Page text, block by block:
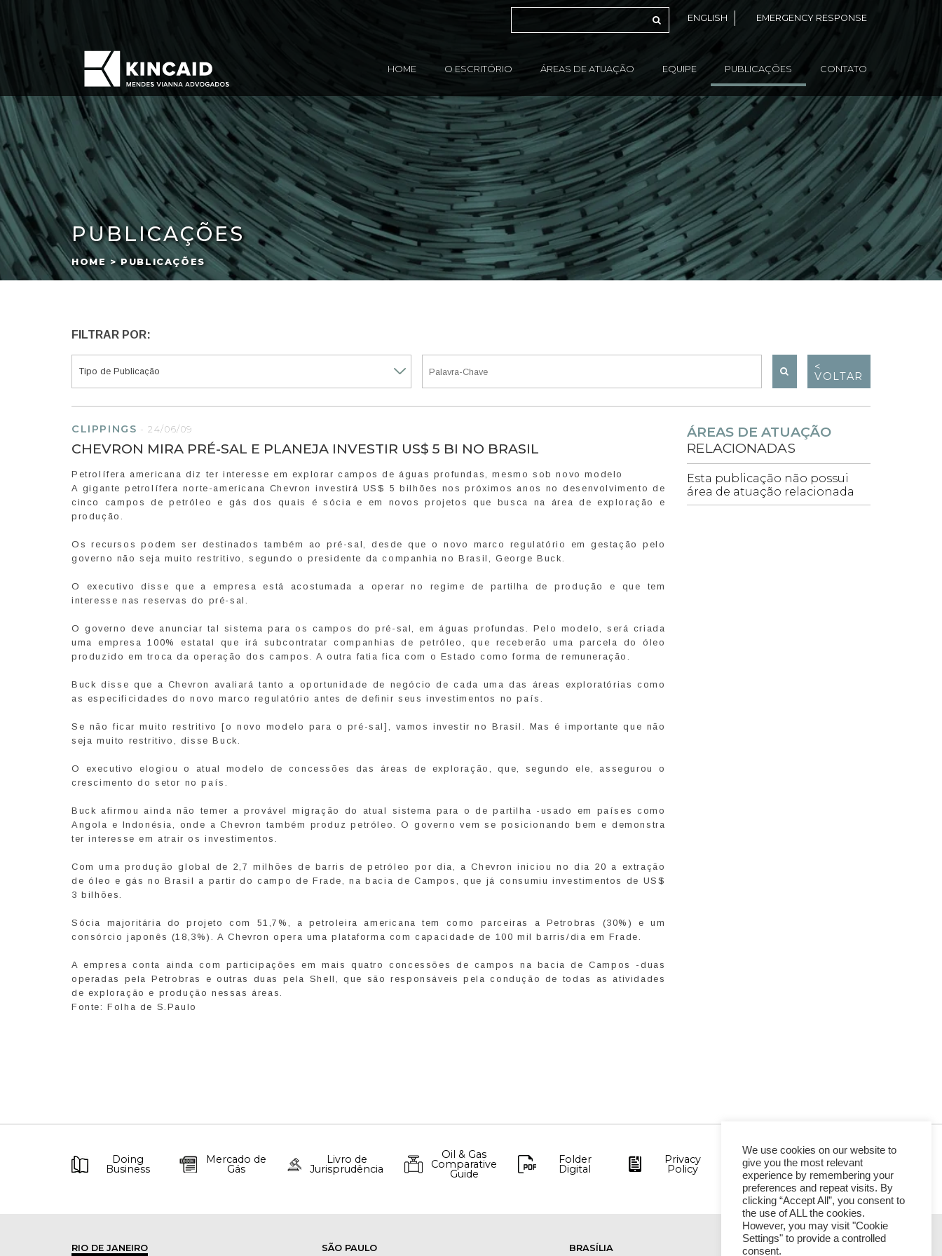
ENGLISH EMERGENCY RESPONSE
HOME O ESCRITÓRIO ÁREAS DE ATUAÇÃO EQUIPE PUBLICAÇÕES CONTATO
PUBLICAÇÕES
HOME > PUBLICAÇÕES
FILTRAR POR:
<
VOLTAR
CLIPPINGS -24/06/09
CHEVRON MIRA PRÉ-SAL E PLANEJA INVESTIR US$ 5 BI NO BRASIL
Petrolífera americana diz ter interesse em explorar campos de águas profundas, mesmo sob novo modelo
A gigante petrolífera norte-americana Chevron investirá US$ 5 bilhões nos próximos anos no desenvolvimento de
cinco campos de petróleo e gás dos quais é sócia e em novos projetos que busca na área de exploração e
produção.
Os recursos podem ser destinados também ao pré-sal, desde que o novo marco regulatório em gestação pelo
governo não seja muito restritivo, segundo o presidente da companhia no Brasil, George Buck.
O executivo disse que a empresa está acostumada a operar no regime de partilha de produção e que tem
interesse nas reservas do pré-sal.
O governo deve anunciar tal sistema para os campos do pré-sal, em águas profundas. Pelo modelo, será criada
uma empresa 100% estatal que irá subcontratar companhias de petróleo, que receberão uma parcela do óleo
produzido em troca da operação dos campos. A outra fatia fica com o Estado como forma de remuneração.
Buck disse que a Chevron avaliará tanto a oportunidade de negócio de cada uma das áreas exploratórias como
as especificidades do novo marco regulatório antes de definir seus investimentos no país.
Se não ficar muito restritivo [o novo modelo para o pré-sal], vamos investir no Brasil. Mas é importante que não
seja muito restritivo, disse Buck.
O executivo elogiou o atual modelo de concessões das áreas de exploração, que, segundo ele, assegurou o
crescimento do setor no país.
Buck afirmou ainda não temer a provável migração do atual sistema para o de partilha -usado em países como
Angola e Indonésia, onde a Chevron também produz petróleo. O governo vem se posicionando bem e demonstra
ter interesse em atrair os investimentos.
Com uma produção global de 2,7 milhões de barris de petróleo por dia, a Chevron iniciou no dia 20 a extração
de óleo e gás no Brasil a partir do campo de Frade, na bacia de Campos, que já consumiu investimentos de US$
3 bilhões.
Sócia majoritária do projeto com 51,7%, a petroleira americana tem como parceiras a Petrobras (30%) e um
consórcio japonês (18,3%). A Chevron opera uma plataforma com capacidade de 100 mil barris/dia em Frade.
A empresa conta ainda com participações em mais quatro concessões de campos na bacia de Campos -duas
operadas pela Petrobras e outras duas pela Shell, que são responsáveis pela condução de todas as atividades
de exploração e produção nessas áreas.
Fonte: Folha de S.Paulo
ÁREAS DE ATUAÇÃO
RELACIONADAS
Esta publicação não possui
área de atuação relacionada
Doing
Business
Mercado de
Gás
Livro de
Jurisprudência
Oil & Gas
Comparative
Guide
Folder
Digital
Privacy
Policy
RIO DE JANEIRO SÃO PAULO BRASÍLIA
We use cookies on our website to
give you the most relevant
experience by remembering your
preferences and repeat visits. By
clicking “Accept All”, you consent to
the use of ALL the cookies.
However, you may visit "Cookie
Settings" to provide a controlled
consent.